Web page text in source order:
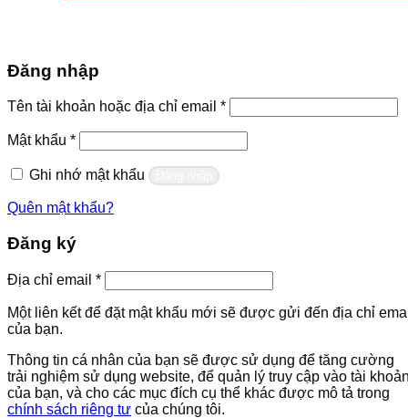
Đăng nhập
Tên tài khoản hoặc địa chỉ email *Bắt
buộc
Mật khẩu *Bắt
buộc
Ghi nhớ mật khẩu
Quên mật khẩu?
Đăng ký
Địa chỉ email *Bắt
buộc
Một liên kết để đặt mật khẩu mới sẽ được gửi đến địa chỉ
của bạn.
Thông tin cá nhân của bạn sẽ được sử dụng để tăng cường
trải nghiệm sử dụng website, để quản lý truy cập vào tài
của bạn, và cho các mục đích cụ thể khác được mô tả trong
chính sách riêng tư của chúng tôi.